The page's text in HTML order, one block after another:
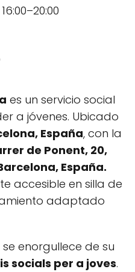
es un servicio social
a jóvenes. Ubicado
España, con la
de Ponent, 20,
España.
accesible en silla de
adaptado
se enorgullece de su
socials per a joves.